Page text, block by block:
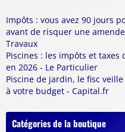
Impôts : vous avez 90 jours
avant de risquer une
Travaux
Piscines : les impôts et
en 2026 - Le Particulier
Piscine de jardin, le fisc
à votre budget - Capital.fr
Catégories de la boutique